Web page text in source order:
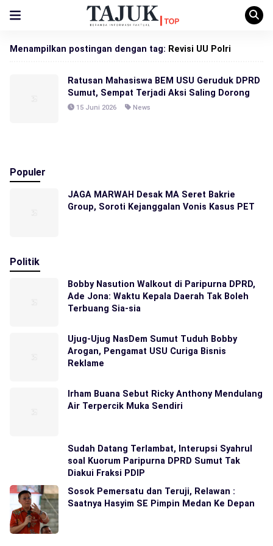
Menampilkan postingan dengan tag: Revisi UU Polri
Ratusan Mahasiswa BEM USU Geruduk DPRD
Sumut, Sempat Terjadi Aksi Saling Dorong
15 Juni 2026 News
Populer
JAGA MARWAH Desak MA Seret Bakrie
Group, Soroti Kejanggalan Vonis Kasus PET
Politik
Bobby Nasution Walkout di Paripurna DPRD,
Ade Jona: Waktu Kepala Daerah Tak Boleh
Terbuang Sia-sia
Ujug-Ujug NasDem Sumut Tuduh Bobby
Arogan, Pengamat USU Curiga Bisnis
Reklame
Irham Buana Sebut Ricky Anthony Mendulang
Air Terpercik Muka Sendiri
Sudah Datang Terlambat, Interupsi Syahrul
soal Kuorum Paripurna DPRD Sumut Tak
Diakui Fraksi PDIP
Sosok Pemersatu dan Teruji, Relawan :
Saatnya Hasyim SE Pimpin Medan Ke Depan